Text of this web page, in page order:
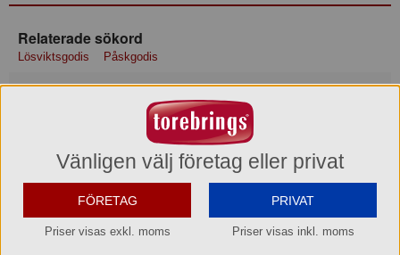
Relaterade sökord
Lösviktsgodis Påskgodis
Ingredienser
kakaomasse, abrikoskerner/-kjerner/-kjärnor, glykosesirup/-sirap,
kakaosmør, MÆLKEFEDT/MELKEFETT/MJÖLKFETT,
emulgator/emulgeringsmedel (rapslecithin), konserveringsmiddel
(sorbinsyre/-syra). KAN INDEHOLDE SPOR AF NØDDER/NØTTER.
KAN INNEHÅLLA SPÅR AV NÖTTER.
Näringsvärde
Vänligen välj företag eller privat
FÖRETAG
Priser visas exkl. moms
PRIVAT
Priser visas inkl. moms